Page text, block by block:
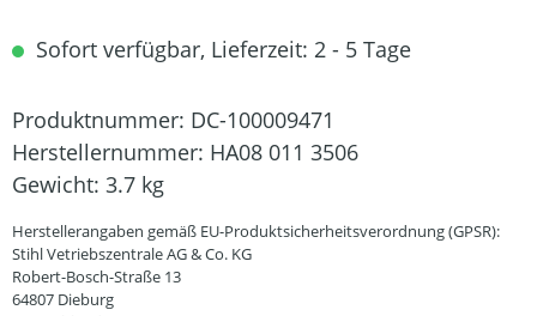
Sofort verfügbar, Lieferzeit: 2 - 5 Tage
Produktnummer: DC-100009471
Herstellernummer: HA08 011 3506
Gewicht: 3.7 kg
Herstellerangaben gemäß EU-Produktsicherheitsverordnung (GPSR):
Stihl Vetriebszentrale AG & Co. KG
Robert-Bosch-Straße 13
64807 Dieburg